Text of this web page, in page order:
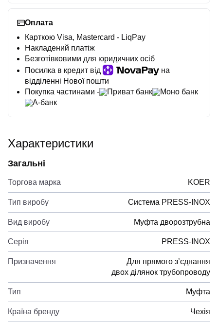
Оплата
Карткою Visa, Mastercard - LiqPay
Накладений платіж
Безготівковими для юридичних осіб
Посилка в кредит від
на
відділенні Нової пошти
Покупка частинами -
Приват банк
Моно банк
А-банк
Характеристики
Загальні
Торгова марка KOER
Тип виробу Система PRESS-INOX
Вид виробу Муфта дворозтрубна
Серія PRESS-INOX
Призначення
Для прямого з’єднання
двох ділянок трубопроводу
Тип Муфта
Країна бренду Чехія